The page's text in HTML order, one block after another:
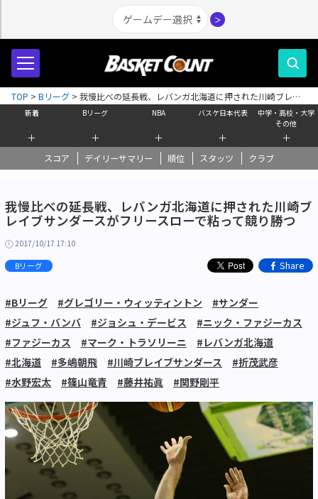
＞
新着
＋
Bリーグ
＋
NBA
＋
バスケ日本代表
＋
中学・高校・大学
その他
＋
スコア デイリーサマリー 順位 スタッツ クラブ
TOP > Bリーグ > 我慢比べの延長戦、レバンガ北海道に押された川崎ブレイ
ブサンダースがフリースローで粘って競り勝つ
我慢比べの延長戦、レバンガ北海道に押された川崎ブ
レイブサンダースがフリースローで粘って競り勝つ
2017/10/17 17:10
Bリーグ Share
#Bリーグ #グレゴリー・ウィッティントン
#サンダー
#ジュフ・バンバ
#ジョシュ・デービス
#ニック・ファジーカス
#ファジーカス
#マーク・トラソリーニ
#レバンガ北海道
#北海道
#多嶋朝飛 #川崎ブレイブサンダース
#折茂武彦
#水野宏太
#篠山竜青 #藤井祐眞 #関野剛平